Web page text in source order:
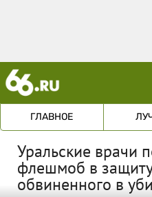
ГЛАВНОЕ
Уральские врачи
флешмоб в
обвиненного в